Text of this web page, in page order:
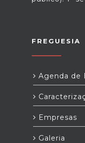
FREGUESIA
Agenda de
Empresas
Galeria